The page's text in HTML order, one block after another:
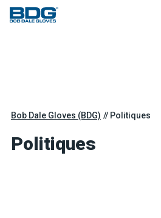
Bob Dale Gloves (BDG) Politiques
Politiques